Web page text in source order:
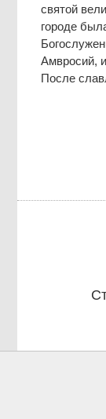
святой
городе
Амвросий,
После